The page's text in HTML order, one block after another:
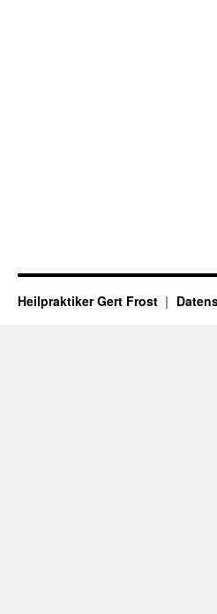
Heilpraktiker Gert Frost